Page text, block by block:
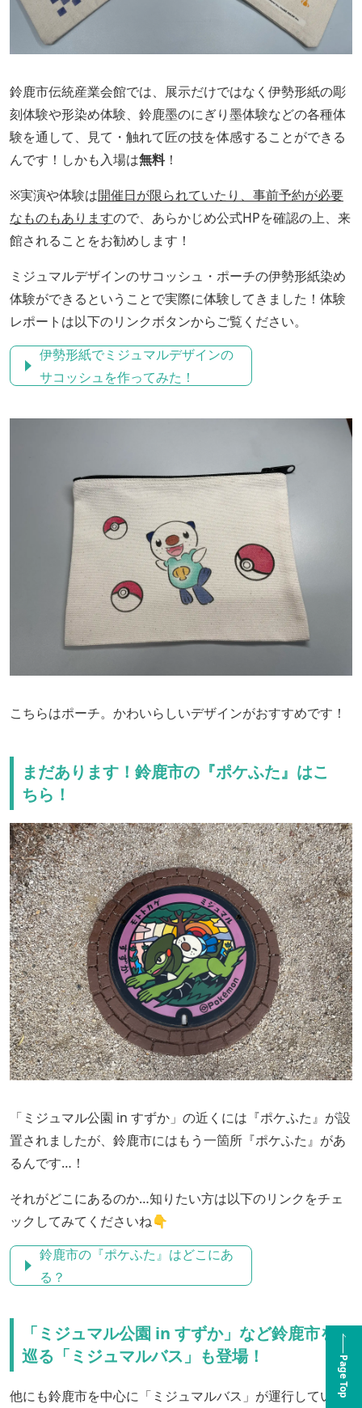
鈴鹿市伝統産業会館では、展示だけではなく伊勢形紙の彫
刻体験や形染め体験、鈴鹿墨のにぎり墨体験などの各種体
験を通して、見て・触れて匠の技を体感することができる
んです！しかも入場は無料！
※実演や体験は開催日が限られていたり、事前予約が必要
なものもありますので、あらかじめ公式HPを確認の上、来
館されることをお勧めします！
ミジュマルデザインのサコッシュ・ポーチの伊勢形紙染め
体験ができるということで実際に体験してきました！体験
レポートは以下のリンクボタンからご覧ください。
伊勢形紙でミジュマルデザインの
サコッシュを作ってみた！
こちらはポーチ。かわいらしいデザインがおすすめです！
まだあります！鈴鹿市の『ポケふた』はこ
ちら！
「ミジュマル公園 in すずか」の近くには『ポケふた』が設
置されましたが、鈴鹿市にはもう一箇所『ポケふた』があ
るんです…！
それがどこにあるのか…知りたい方は以下のリンクをチェ
ックしてみてくださいね👇
鈴鹿市の『ポケふた』はどこにあ
る？
「ミジュマル公園 in すずか」など鈴鹿市を
巡る「ミジュマルバス」も登場！
他にも鈴鹿市を中心に「ミジュマルバス」が運行していま
Page Top